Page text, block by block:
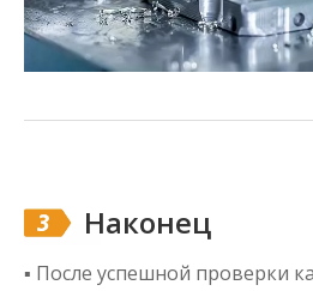
Наконец
▪ После успешной проверки